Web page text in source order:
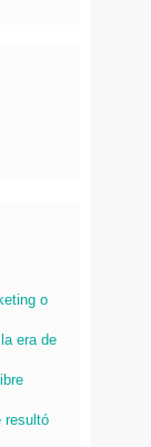
o
era de
resultó